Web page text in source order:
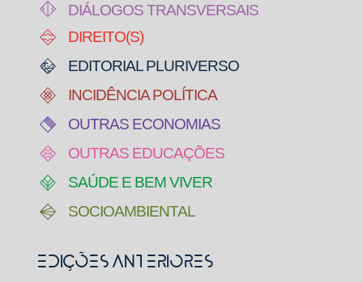
DIÁLOGOS TRANSVERSAIS
DIREITO(S)
EDITORIAL PLURIVERSO
INCIDÊNCIA POLÍTICA
OUTRAS ECONOMIAS
OUTRAS EDUCAÇÕES
SAÚDE E BEM VIVER
SOCIOAMBIENTAL
Edições Anteriores